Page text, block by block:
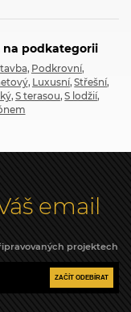
na podkategorii
Podkrovní
Luxusní Střešní
S terasou S lodžií
email
projektech
ZAČÍT ODEBÍRAT